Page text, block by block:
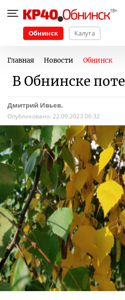
Обнинск Калуга
Главная Новости Обнинск
В Обнинске
Дмитрий Ивьев.
Опубликовано: 22.09.2023 06:32